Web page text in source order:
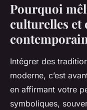
Pourquoi
culturelles et
Intégrer des
moderne, c’est
en affirmant votre
symboliques,